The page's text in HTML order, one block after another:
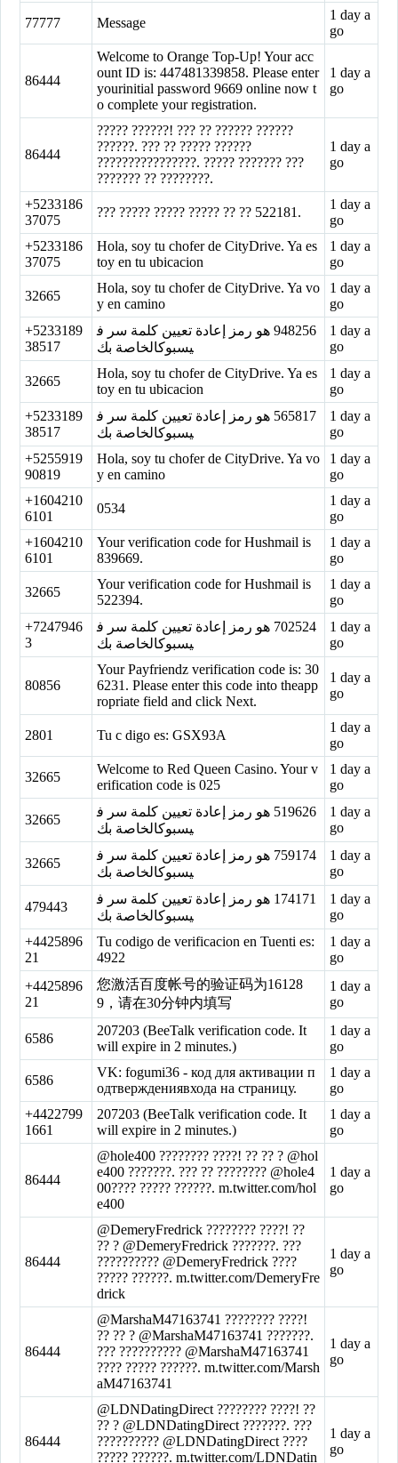
77777 Message
1 day a
go
86444
Welcome to Orange Top-Up! Your acc
ount ID is: 447481339858. Please enter
yourinitial password 9669 online now t
o complete your registration.
1 day a
go
86444
????? ??????! ??? ?? ?????? ??????
??????. ??? ?? ????? ??????
????????????????. ????? ??????? ???
??????? ?? ????????.
1 day a
go
+5233186
37075
??? ????? ????? ????? ?? ?? 522181.
1 day a
go
+5233186
37075
Hola, soy tu chofer de CityDrive. Ya es
toy en tu ubicacion
1 day a
go
32665
Hola, soy tu chofer de CityDrive. Ya vo
y en camino
1 day a
go
+5233189
38517
‏948256‏ هو رمز إعادة تعيين كلمة سر ف
يسبوكالخاصة بك
1 day a
go
32665
Hola, soy tu chofer de CityDrive. Ya es
toy en tu ubicacion
1 day a
go
+5233189
38517
‏565817‏ هو رمز إعادة تعيين كلمة سر ف
يسبوكالخاصة بك
1 day a
go
+5255919
90819
Hola, soy tu chofer de CityDrive. Ya vo
y en camino
1 day a
go
+1604210
6101
0534
1 day a
go
+1604210
6101
Your verification code for Hushmail is
839669.
1 day a
go
32665
Your verification code for Hushmail is
522394.
1 day a
go
+7247946
3
‏702524‏ هو رمز إعادة تعيين كلمة سر ف
يسبوكالخاصة بك
1 day a
go
80856
Your Payfriendz verification code is: 30
6231. Please enter this code into theapp
ropriate field and click Next.
1 day a
go
2801 Tu c digo es: GSX93A
1 day a
go
32665
Welcome to Red Queen Casino. Your v
erification code is 025
1 day a
go
32665
‏519626‏ هو رمز إعادة تعيين كلمة سر ف
يسبوكالخاصة بك
1 day a
go
32665
‏759174‏ هو رمز إعادة تعيين كلمة سر ف
يسبوكالخاصة بك
1 day a
go
479443
‏174171‏ هو رمز إعادة تعيين كلمة سر ف
يسبوكالخاصة بك
1 day a
go
+4425896
21
Tu codigo de verificacion en Tuenti es:
4922
1 day a
go
+4425896
21
您激活百度帐号的验证码为16128
9，请在30分钟内填写
1 day a
go
6586
207203 (BeeTalk verification code. It
will expire in 2 minutes.)
1 day a
go
6586
VK: fogumi36 - код для активации п
одтверждениявхода на страницу.
1 day a
go
+4422799
1661
207203 (BeeTalk verification code. It
will expire in 2 minutes.)
1 day a
go
86444
@hole400 ???????? ????! ?? ?? ? @hol
e400 ???????. ??? ?? ???????? @hole4
00???? ????? ??????. m.twitter.com/hol
e400
1 day a
go
86444
@DemeryFredrick ???????? ????! ??
?? ? @DemeryFredrick ???????. ???
?????????? @DemeryFredrick ????
????? ??????. m.twitter.com/DemeryFre
drick
1 day a
go
86444
@MarshaM47163741 ???????? ????!
?? ?? ? @MarshaM47163741 ???????.
??? ?????????? @MarshaM47163741
???? ????? ??????. m.twitter.com/Marsh
aM47163741
1 day a
go
86444
@LDNDatingDirect ???????? ????! ??
?? ? @LDNDatingDirect ???????. ???
?????????? @LDNDatingDirect ????
????? ??????. m.twitter.com/LDNDatin
1 day a
go